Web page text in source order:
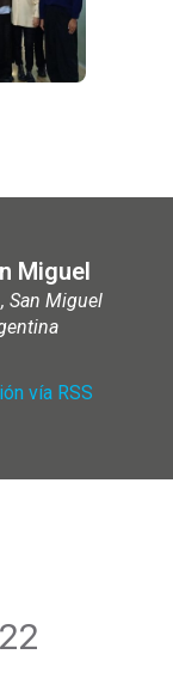
Miguel
San Miguel
vía RSS